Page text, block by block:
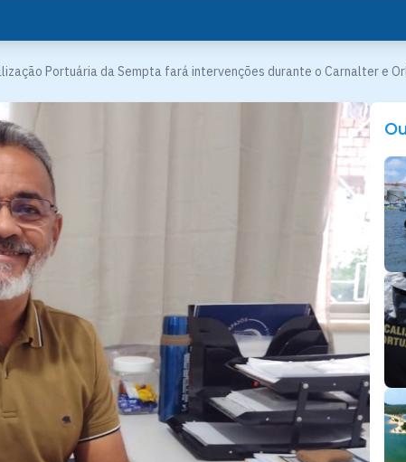
Portuária da Sempta fará intervenções durante o Carnalter e